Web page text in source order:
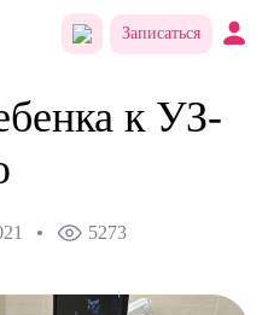
Записаться
к УЗ-
5273